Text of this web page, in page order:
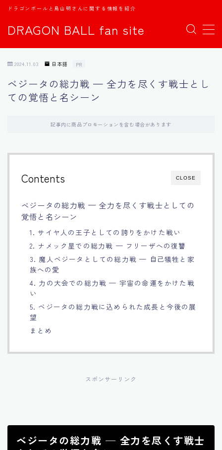
DRAGON BALL fan site
ドラゴンボールと鳥山明さんに関する情報を紹介
MENU
日本語
中文
Español
اللغة العربية
Français
Bahasa Indonesia
Português
2024.11.03 日本語 PR
ベジータの総力戦 — 全力を尽くす戦士とし
ての覚悟と名シーン
記事内に商品プロモーションを含む場合があります
CLOSE
Contents
ベジータの総力戦 — 全力を尽くす戦士としての
覚悟と名シーン
1. サイヤ人の王子としての誇りをかけた戦い
2. ナメック星での総力戦 — フリーザへの復讐
3. 魔人ベジータとしての総力戦 — 自己犠牲と家
族への愛
4. 力の大会での総力戦 — 宇宙の命運をかけた戦
い
5. ベジータの総力戦に込められた成長と今後の展
望
まとめ
スポンサーリンク
ベジータの総力戦 — 全力を尽くす戦士